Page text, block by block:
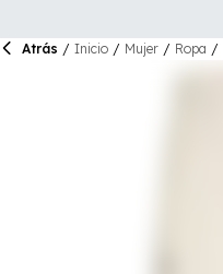
Atrás / Inicio / Mujer / Ropa /